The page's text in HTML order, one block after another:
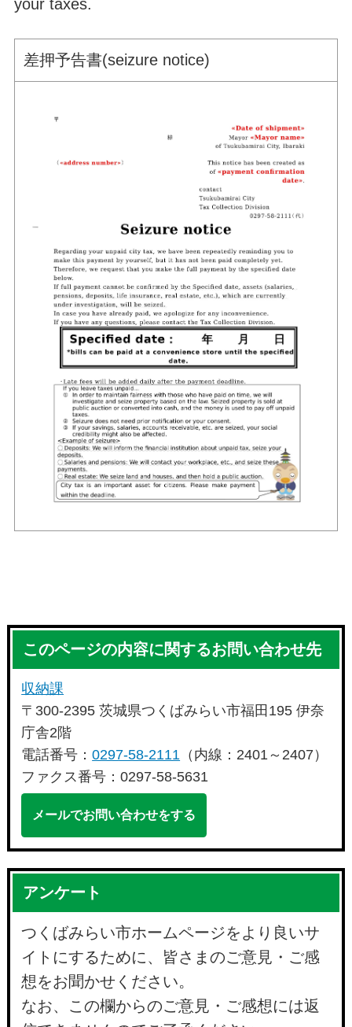
your taxes.
差押予告書(seizure notice)
このページの内容に関するお問い合わせ先
収納課
〒300-2395 茨城県つくばみらい市福田195 伊奈
庁舎2階
電話番号：0297-58-2111 （内線：2401～2407）
ファクス番号：0297-58-5631
メールでお問い合わせをする
アンケート
つくばみらい市ホームページをより良いサ
イトにするために、皆さまのご意見・ご感
想をお聞かせください。
なお、この欄からのご意見・ご感想には返